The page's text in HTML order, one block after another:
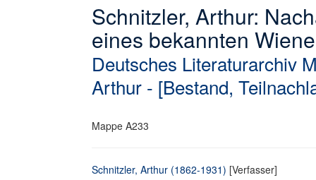
Schnitzler, Arthur:
eines bekannten
Deutsches Literaturarchiv
Arthur - [Bestand,
Mappe A233
Schnitzler, Arthur (1862-1931) [Verfasser]